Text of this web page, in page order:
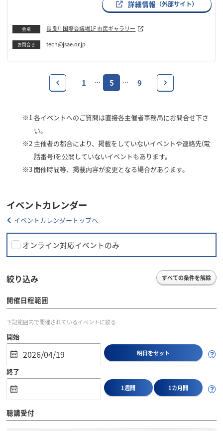
詳細情報 （外部サイト）
会場 長良川国際会議場1F 市民ギャラリー
お問合せ tech@jsae.or.jp
1 … 5 … 9
※1 各イベントへのご質問は直接各主催者事務局にお問合せ下さ
い。
※2 主催者の都合により、掲載をしていないイベントや連絡先(電
話番号)を公開していないイベントもあります。
※3 開催時間等、掲載内容が変更となる場合があります。
イベントカレンダー
イベントカレンダートップへ
オンライン対応イベントのみ
絞り込み すべての条件を解除
開催日程範囲
下記範囲内で開催されているイベントに絞る
開始
明日をセット
終了
1週間 1カ月間
聴講受付